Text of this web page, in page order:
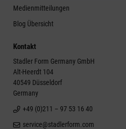
Medienmitteilungen
Blog Übersicht
Kontakt
Stadler Form Germany GmbH
Alt-Heerdt 104
40549 Düsseldorf
Germany
+49 (0)211 – 97 53 16 40
service@stadlerform.com